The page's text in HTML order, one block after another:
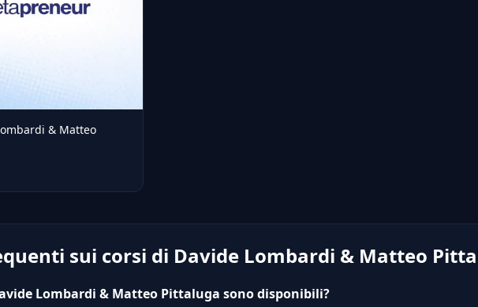
& Matteo
sui corsi di Davide Lombardi & Matteo
Lombardi & Matteo Pittaluga sono disponibili?